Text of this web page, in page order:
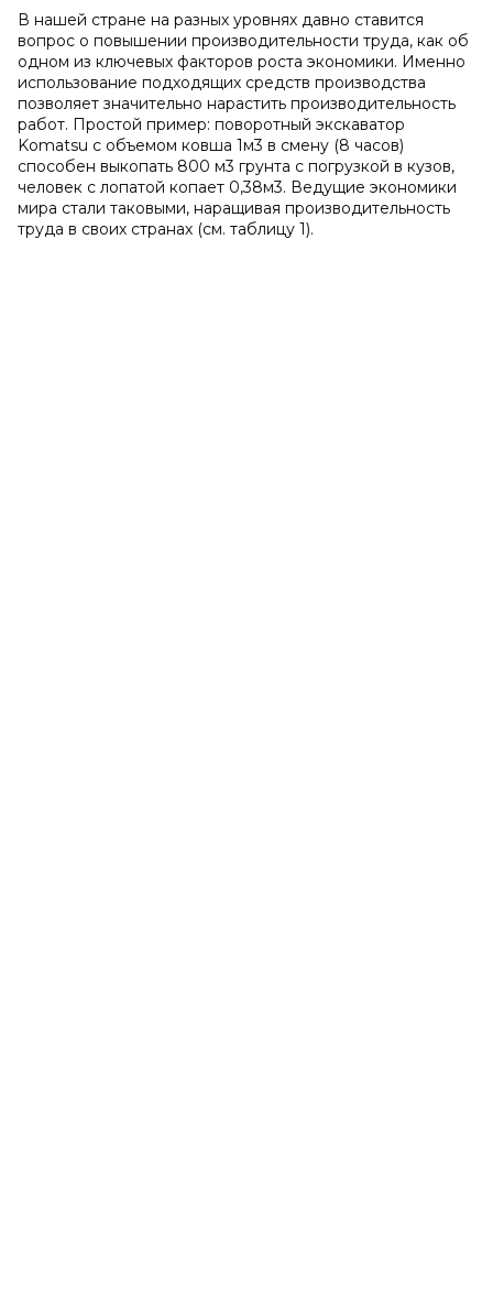
В нашей стране на разных уровнях давно ставится
вопрос о повышении производительности труда, как об
одном из ключевых факторов роста экономики. Именно
использование подходящих средств производства
позволяет значительно нарастить производительность
работ. Простой пример: поворотный экскаватор
Komatsu c объемом ковша 1м3 в смену (8 часов)
способен выкопать 800 м3 грунта с погрузкой в кузов,
человек с лопатой копает 0,38м3. Ведущие экономики
мира стали таковыми, наращивая производительность
труда в своих странах (см. таблицу 1).